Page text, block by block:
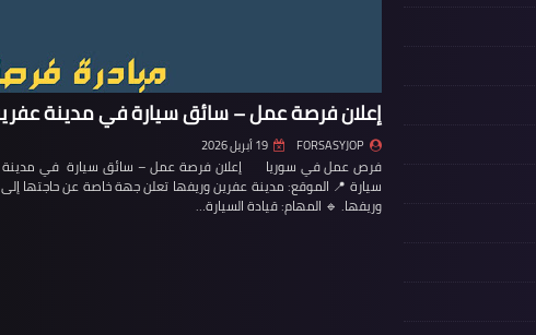
إعلان فرصة عمل – سائق سيارة في مدينة
FORSASYJOP 19 أبريل 2026
فرص عمل في سوريا إعلان فرصة عمل – سائق سيارة في مدينة
سيارة 📍 الموقع: مدينة عفرين وريفها تعلن جهة خاصة عن حاجتها
وريفها. 🔹 المهام: قيادة السيارة…